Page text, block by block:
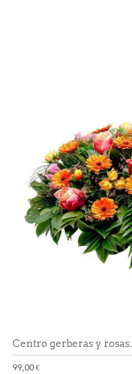
Centro gerberas y rosas.
99,00 €